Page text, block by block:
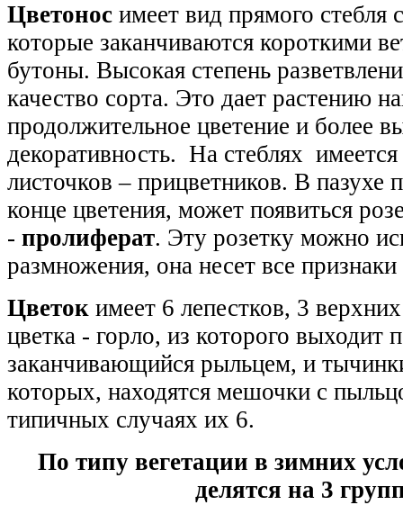
Цветонос имеет вид прямого стебля
которые заканчиваются короткими
бутоны. Высокая степень
качество сорта. Это дает растению
продолжительное цветение и более
декоративность. На стеблях
листочков – прицветников. В пазухе
конце цветения, может появиться
- пролиферат. Эту розетку можно
размножения, она несет все признаки
Цветок имеет 6 лепестков, 3
цветка - горло, из которого выходит
заканчивающийся рыльцем, и
которых, находятся мешочки с
типичных случаях их 6.
По типу вегетации в зимних
делятся на 3